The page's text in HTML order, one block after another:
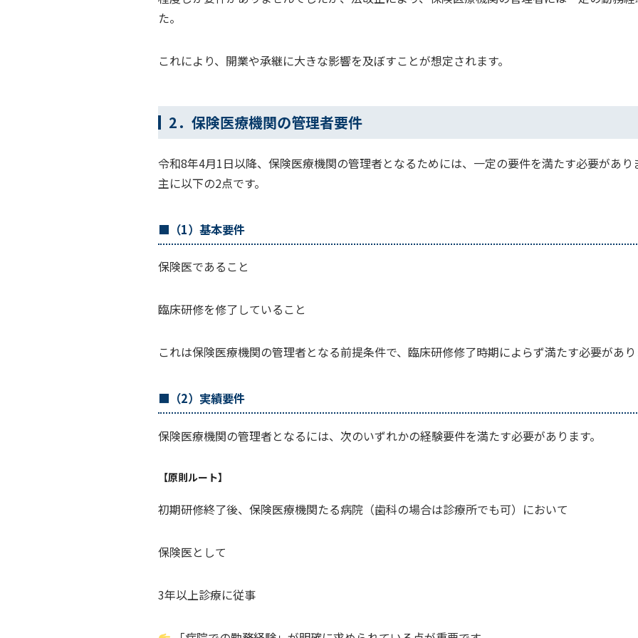
た。
これにより、開業や承継に大きな影響を及ぼすことが想定されます。
2．保険医療機関の管理者要件
令和8年4月1日以降、保険医療機関の管理者となるためには、一定の要件を満たす必要があり
主に以下の2点です。
■（1）基本要件
保険医であること
臨床研修を修了していること
これは保険医療機関の管理者となる前提条件で、臨床研修修了時期によらず満たす必要があ
■（2）実績要件
保険医療機関の管理者となるには、次のいずれかの経験要件を満たす必要があります。
【原則ルート】
初期研修終了後、保険医療機関たる病院（歯科の場合は診療所でも可）において
保険医として
3年以上診療に従事